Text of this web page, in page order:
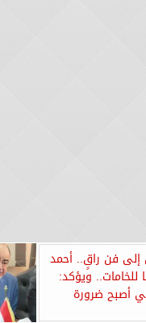
فن راقٍ.. أحمد
للخامات.. ويؤكد:
أصبح ضرورة